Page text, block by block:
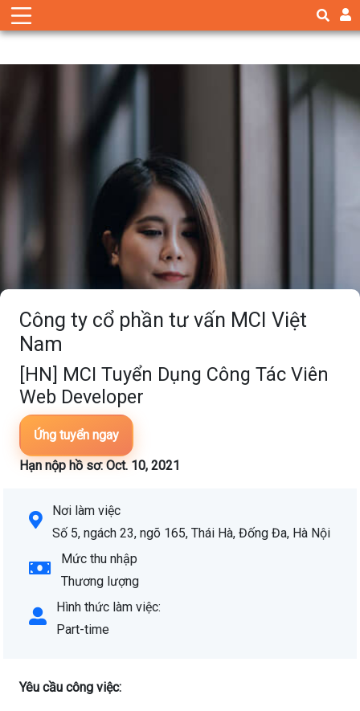
Công ty cổ phần tư vấn MCI Việt
Nam
[HN] MCI Tuyển Dụng Công Tác Viên
Web Developer
Ứng tuyển ngay
Hạn nộp hồ sơ: Oct. 10, 2021
Nơi làm việc
Số 5, ngách 23, ngõ 165, Thái Hà, Đống Đa, Hà Nội
Mức thu nhập
Thương lượng
Hình thức làm việc:
Part-time
Yêu cầu công việc: